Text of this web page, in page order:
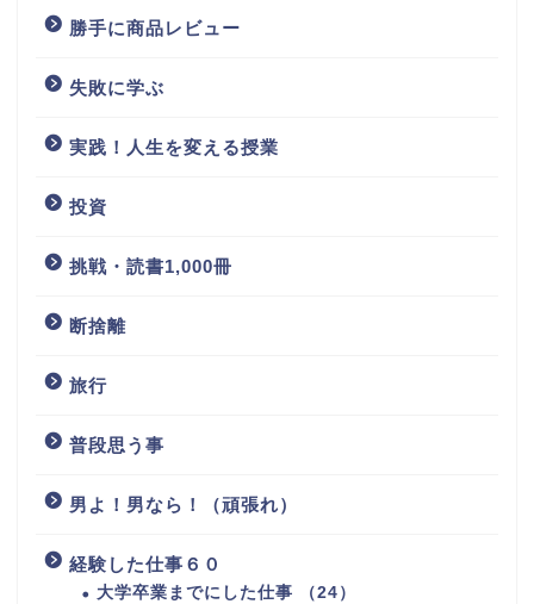
勝手に商品レビュー
失敗に学ぶ
実践！人生を変える授業
投資
挑戦・読書1,000冊
断捨離
旅行
普段思う事
男よ！男なら！（頑張れ）
経験した仕事６０
大学卒業までにした仕事 （24）